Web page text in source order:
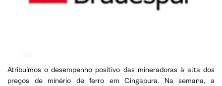
Atribuímos o desempenho positivo das mineradoras à alta dos
preços de minério de ferro em Cingapura. Na semana, a